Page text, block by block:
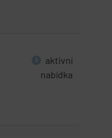
aktivní
nabídka